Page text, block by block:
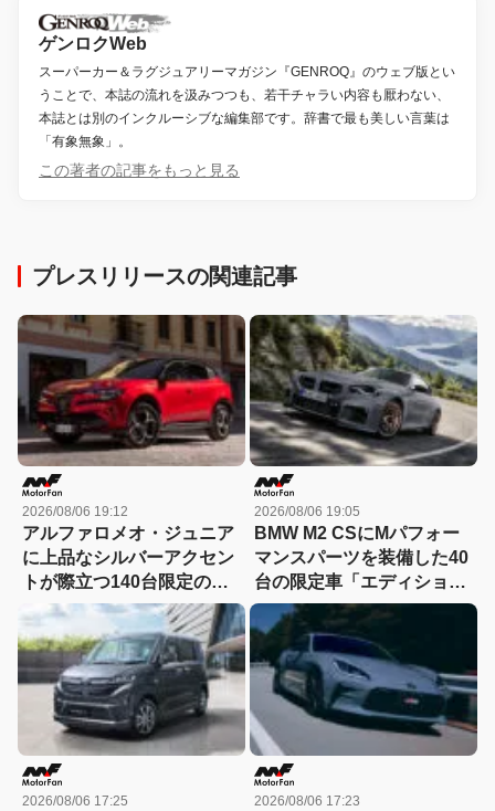
ゲンロクWeb
スーパーカー＆ラグジュアリーマガジン『GENROQ』のウェブ版とい
うことで、本誌の流れを汲みつつも、若干チャラい内容も厭わない、
本誌とは別のインクルーシブな編集部です。辞書で最も美しい言葉は
「有象無象」。
この著者の記事をもっと見る
プレスリリースの関連記事
2026/08/06 19:12
アルファロメオ・ジュニア
に上品なシルバーアクセン
トが際立つ140台限定の
「スポルト スペチアーレ」
が登場！
2026/08/06 19:05
BMW M2 CSにMパフォー
マンスパーツを装備した40
台の限定車「エディショ
ン・エッジ」が登場！
2026/08/06 17:25 2026/08/06 17:23